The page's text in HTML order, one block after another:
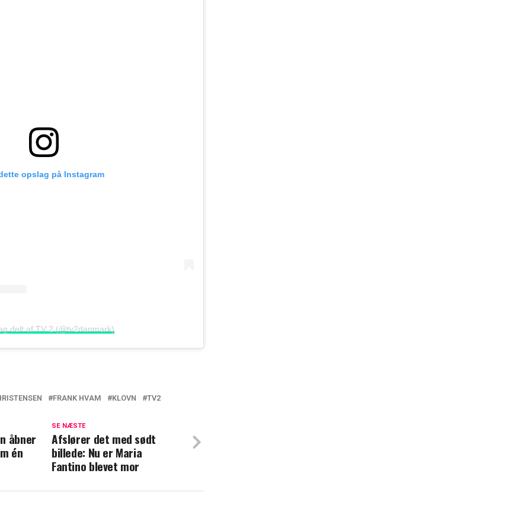
opslag på Instagram
delt af TV 2 (@tv2danmark)
løfter sløret: Døden rammer Klovn
FRANK HVAM KLOVN TV2
SE NÆSTE
Afslører det med sødt
billede: Nu er Maria
Fantino blevet mor
åbner
én